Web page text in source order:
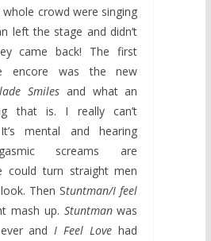
whole crowd were singing
left the stage and didn’t
came back! The first
encore was the new
Smiles and what an
that is. I really can’t
mental and hearing
screams are
could turn straight men
Then Stuntman/I feel
mash up. Stuntmanwas
and I Feel Lovehad